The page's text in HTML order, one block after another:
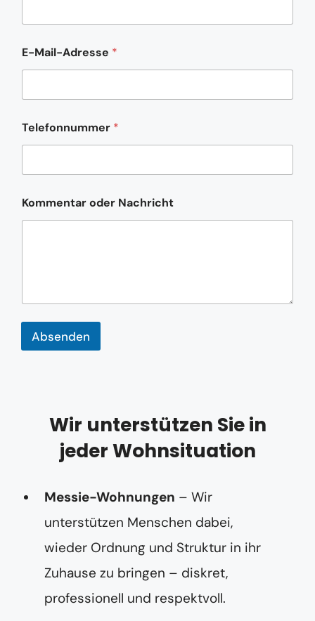
E-Mail-Adresse *
E
-
a
l
-
A
e
Telefonnummer *
Kommentar oder Nachricht
Absenden
Wir unterstützen Sie in
jeder Wohnsituation
Messie-Wohnungen – Wir
unterstützen Menschen dabei,
wieder Ordnung und Struktur in ihr
Zuhause zu bringen – diskret,
professionell und respektvoll.